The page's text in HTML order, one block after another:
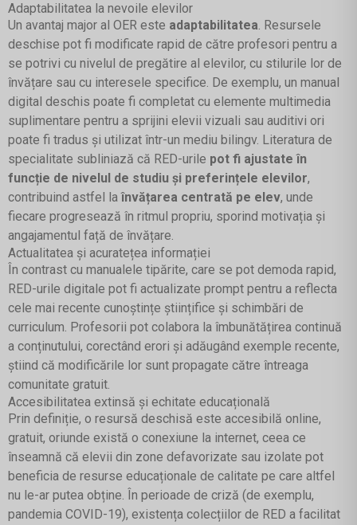
Adaptabilitatea la nevoile elevilor
Un avantaj major al OER este adaptabilitatea. Resursele
deschise pot fi modificate rapid de către profesori pentru a
se potrivi cu nivelul de pregătire al elevilor, cu stilurile lor de
învățare sau cu interesele specifice. De exemplu, un manual
digital deschis poate fi completat cu elemente multimedia
suplimentare pentru a sprijini elevii vizuali sau auditivi ori
poate fi tradus și utilizat într-un mediu bilingv. Literatura de
specialitate subliniază că RED-urile pot fi ajustate în
funcție de nivelul de studiu și preferințele elevilor,
contribuind astfel laînvățarea centrată pe elev, unde
fiecare progresează în ritmul propriu, sporind motivația și
angajamentul față de învățare.
Actualitatea și acuratețea informației
În contrast cu manualele tipărite, care se pot demoda rapid,
RED-urile digitale pot fi actualizate prompt pentru a reflecta
cele mai recente cunoștințe științifice și schimbări de
curriculum. Profesorii pot colabora la îmbunătățirea continuă
a conținutului, corectând erori și adăugând exemple recente,
știind că modificările lor sunt propagate către întreaga
comunitate gratuit.
Accesibilitatea extinsă și echitate educațională
Prin definiție, o resursă deschisă este accesibilă online,
gratuit, oriunde există o conexiune la internet, ceea ce
înseamnă că elevii din zone defavorizate sau izolate pot
beneficia de resurse educaționale de calitate pe care altfel
nu le-ar putea obține. În perioade de criză (de exemplu,
pandemia COVID-19), existența colecțiilor de RED a facilitat